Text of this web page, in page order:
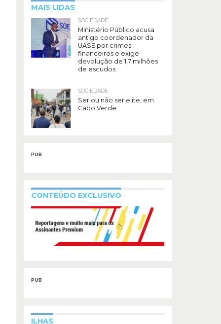
MAIS LIDAS
SOCIEDADE
Ministério Público acusa
antigo coordenador da
UASE por crimes
financeiros e exige
devolução de 1,7 milhões
de escudos
SOCIEDADE
Ser ou não ser elite, em
Cabo Verde
PUB
CONTEÚDO EXCLUSIVO
PUB
ILHAS